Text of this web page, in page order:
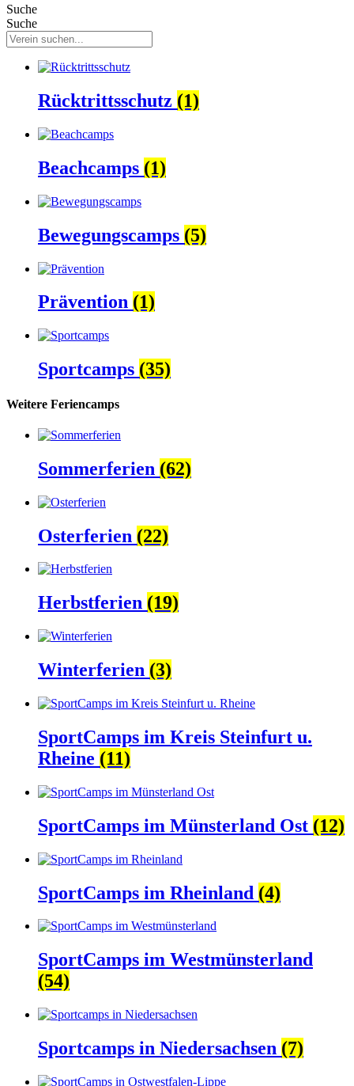
Suche
Suche
Rücktrittsschutz (1)
Beachcamps (1)
Bewegungscamps (5)
Prävention (1)
Sportcamps (35)
Weitere Feriencamps
Sommerferien (62)
Osterferien (22)
Herbstferien (19)
Winterferien (3)
SportCamps im Kreis Steinfurt u.
Rheine (11)
SportCamps im Münsterland Ost (12)
SportCamps im Rheinland (4)
SportCamps im Westmünsterland
(54)
Sportcamps in Niedersachsen (7)